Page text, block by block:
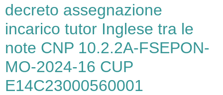
decreto assegnazione
incarico tutor Inglese tra le
note CNP 10.2.2A-FSEPON-
MO-2024-16 CUP
E14C23000560001